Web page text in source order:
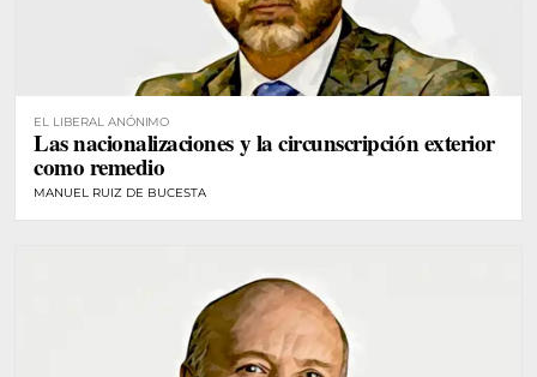
EL LIBERAL ANÓNIMO
Las nacionalizaciones y la circunscripción exterior
como remedio
MANUEL RUIZ DE BUCESTA